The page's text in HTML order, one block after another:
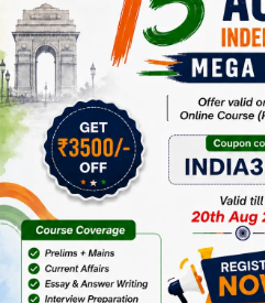
Afeias 24 Dec 2016
To Download Click Here